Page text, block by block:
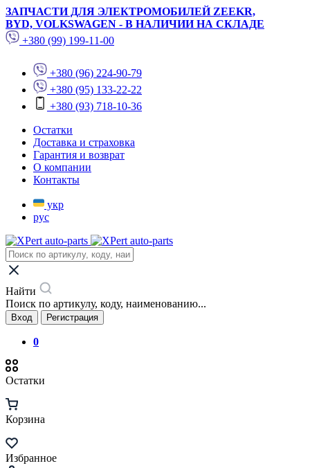
ЗАПЧАСТИ ДЛЯ ЭЛЕКТРОМОБИЛЕЙ ZEEKR,
BYD, VOLKSWAGEN - В НАЛИЧИИ НА СКЛАДЕ
+380 (99) 199-11-00
+380 (96) 224-90-79
+380 (95) 133-22-22
+380 (93) 718-10-36
Остатки
Доставка и страховка
Гарантия и возврат
О компании
Контакты
укр
рус
Найти
Поиск по артикулу, коду, наименованию...
Вход Регистрация
0
Остатки
Корзина
Избранное